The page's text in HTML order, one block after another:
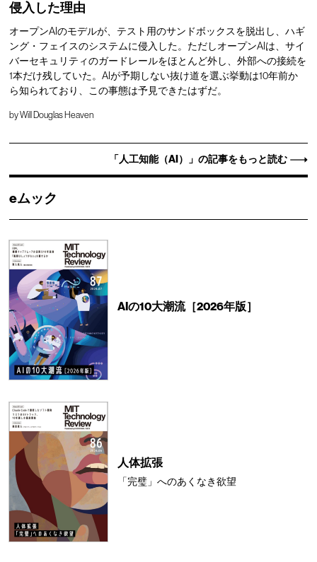
侵入した理由
オープンAIのモデルが、テスト用のサンドボックスを脱出し、ハギ
ング・フェイスのシステムに侵入した。ただしオープンAIは、サイ
バーセキュリティのガードレールをほとんど外し、外部への接続を
1本だけ残していた。AIが予期しない抜け道を選ぶ挙動は10年前か
ら知られており、この事態は予見できたはずだ。
byWill Douglas Heaven
「人工知能（AI）」の記事をもっと読む
eムック
AIの10大潮流［2026年版］
人体拡張
「完璧」へのあくなき欲望